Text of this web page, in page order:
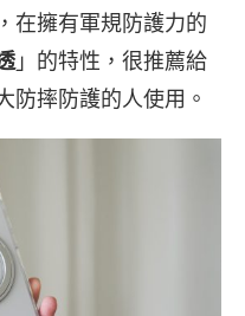
在擁有軍規防護力的
」的特性，很推薦給
防摔防護的人使用。